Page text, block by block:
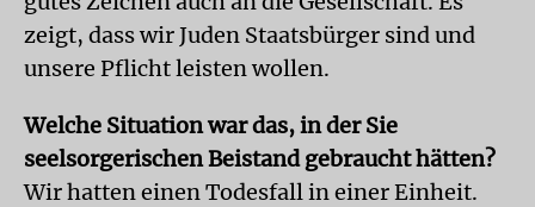
zeigt, dass wir Juden Staatsbürger sind und
unsere Pflicht leisten wollen.
Welche Situation war das, in der Sie
seelsorgerischen Beistand gebraucht hätten?
Wir hatten einen Todesfall in einer Einheit.